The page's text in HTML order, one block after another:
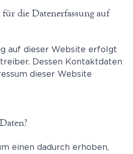
die Datenerfassung auf
auf dieser Website erfolgt
Dessen Kontaktdaten
dieser Website
einen dadurch erhoben,